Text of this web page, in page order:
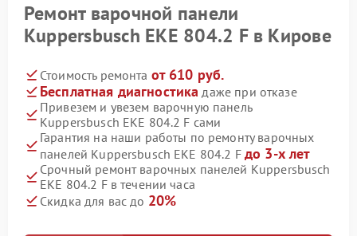
Ремонт варочной панели
Kuppersbusch EKE 804.2 F в Кирове
Стоимость ремонта от 610 руб.
Бесплатная диагностика даже при отказе
Привезем и увезем варочную панель
Kuppersbusch EKE 804.2 F сами
Гарантия на наши работы по ремонту варочных
панелей Kuppersbusch EKE 804.2 F до 3-х лет
Срочный ремонт варочных панелей Kuppersbusch
EKE 804.2 F в течении часа
Скидка для вас до 20%